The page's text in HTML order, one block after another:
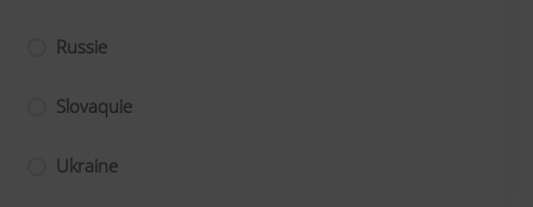
Russie
Slovaquie
Ukraine